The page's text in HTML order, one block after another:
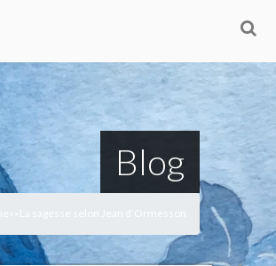
Blog